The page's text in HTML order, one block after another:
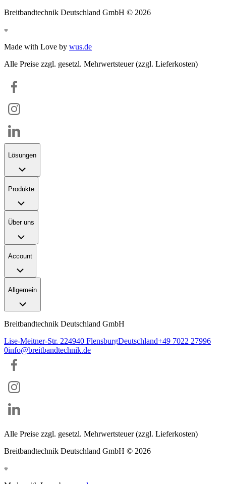
Breitbandtechnik Deutschland GmbH © 2026
Made with Love by wus.de
Alle Preise zzgl. gesetzl. Mehrwertsteuer (zzgl. Lieferkosten)
Lösungen
Produkte
Über uns
Account
Allgemein
Breitbandtechnik Deutschland GmbH
Lise-Meitner-Str. 224940 FlensburgDeutschland+49 7022 27996
0info@breitbandtechnik.de
Alle Preise zzgl. gesetzl. Mehrwertsteuer (zzgl. Lieferkosten)
Breitbandtechnik Deutschland GmbH © 2026